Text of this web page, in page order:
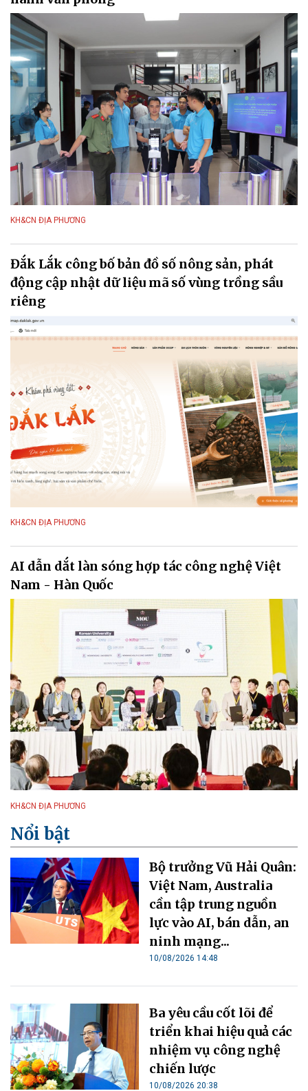
KH&CN ĐỊA PHƯƠNG
Đắk Lắk công bố bản đồ số nông sản, phát
động cập nhật dữ liệu mã số vùng trồng sầu
riêng
KH&CN ĐỊA PHƯƠNG
AI dẫn dắt làn sóng hợp tác công nghệ Việt
Nam - Hàn Quốc
KH&CN ĐỊA PHƯƠNG
Nổi bật
Bộ trưởng Vũ Hải Quân:
Việt Nam, Australia
cần tập trung nguồn
lực vào AI, bán dẫn, an
ninh mạng...
10/08/2026 14:48
Ba yêu cầu cốt lõi để
triển khai hiệu quả các
nhiệm vụ công nghệ
chiến lược
10/08/2026 20:38